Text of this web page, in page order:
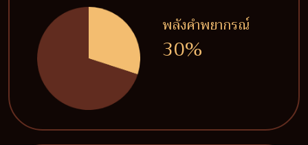
พลังคำพยากรณ์
30%